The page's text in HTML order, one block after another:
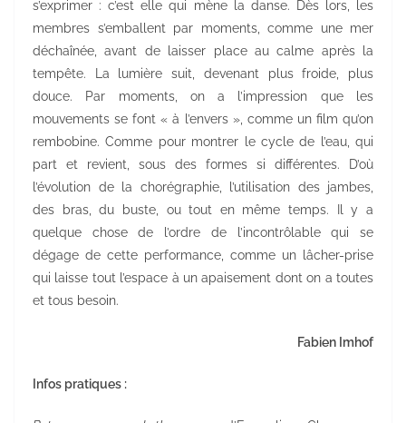
s’exprimer : c’est elle qui mène la danse. Dès lors, les
membres s’emballent par moments, comme une mer
déchaînée, avant de laisser place au calme après la
tempête. La lumière suit, devenant plus froide, plus
douce. Par moments, on a l’impression que les
mouvements se font « à l’envers », comme un film qu’on
rembobine. Comme pour montrer le cycle de l’eau, qui
part et revient, sous des formes si différentes. D’où
l’évolution de la chorégraphie, l’utilisation des jambes,
des bras, du buste, ou tout en même temps. Il y a
quelque chose de l’ordre de l’incontrôlable qui se
dégage de cette performance, comme un lâcher-prise
qui laisse tout l’espace à un apaisement dont on a toutes
et tous besoin.
Fabien Imhof
Infos pratiques :